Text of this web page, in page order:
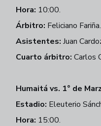
Hora: 10:00.
Árbitro: Feliciano Fariña.
Asistentes: Juan
Cuarto árbitro: Carlos
Humaitá vs. 1° de
Estadio: Eleuterio
Hora: 15:00.